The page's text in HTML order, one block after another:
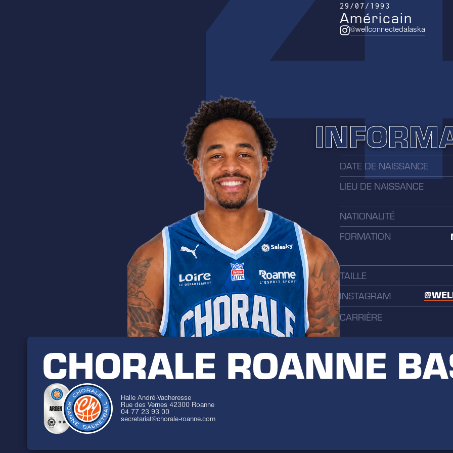
29/07/1993
Américain
@wellconnectedalaska
DATE DE NAISSANCE
LIEU DE NAISSANCE
NATIONALITÉ
FORMATION
TAILLE
INSTAGRAM
CARRIÈRE
2026 - Chorale Roanne Basket
2024-2025 - CSM CSU Oradea
2023-2024 - BAXI Manresa
2019-2023 - Sporting Clube
Halle André-Vacheresse
Rue des Vernes 42300 Roanne
04 77 23 93 00
secretariat@chorale-roanne.com